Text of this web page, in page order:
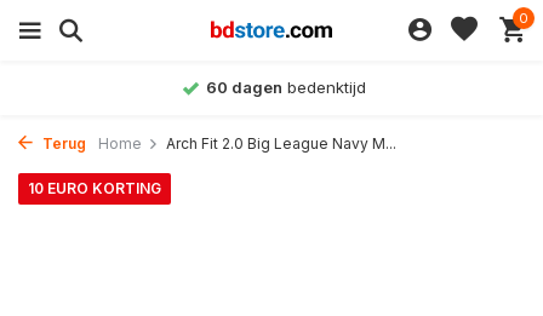
0
Terug Home Arch Fit 2.0 Big League Navy M...
10 EURO KORTING